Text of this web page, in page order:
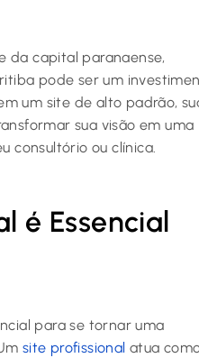
da capital paranaense,
pode ser um
um site de alto padrão,
sua visão em uma
consultório ou clínica.
é Essencial
para se tornar uma
site profissional atua